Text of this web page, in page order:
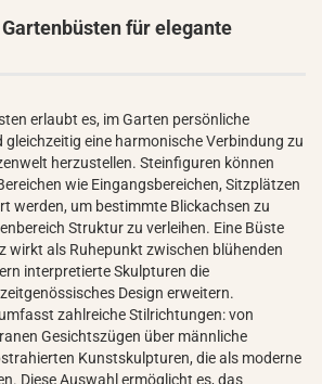
für elegante
erlaubt es, im Garten persönliche
gleichzeitig eine harmonische Verbindung zu
herzustellen. Steinfiguren können
wie Eingangsbereichen, Sitzplätzen
werden, um bestimmte Blickachsen zu
Struktur zu verleihen. Eine Büste
wirkt als Ruhepunkt zwischen blühenden
interpretierte Skulpturen die
Design erweitern.
zahlreiche Stilrichtungen: von
Gesichtszügen über männliche
Kunstskulpturen, die als moderne
Diese Auswahl ermöglicht es, das